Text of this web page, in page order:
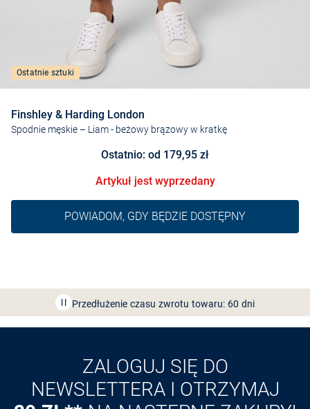
Ostatnie sztuki
Finshley & Harding London
Spodnie męskie – Liam- beżowy brązowy w kratkę
Ostatnio: od 179,95 zł
Artykuł jest wyprzedany
POWIADOM, GDY BĘDZIE DOSTĘPNY
Przedłużenie czasu zwrotu towaru: 60 dni
Odkryj aplikację VANGRAAF
ZALOGUJ SIĘ DO
NEWSLETTERA I OTRZYMAJ